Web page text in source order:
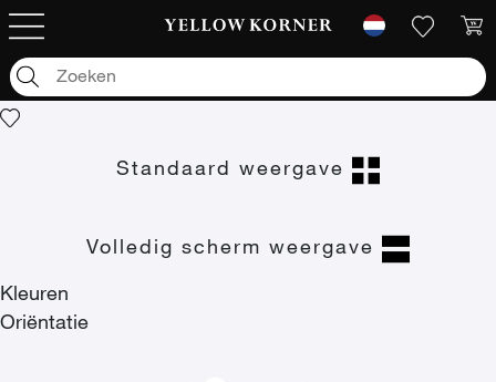
/Dier /Jachtluipaarden
Jachtluipaarden
Standaard weergave
Volledig scherm weergave
Kleuren
Oriëntatie